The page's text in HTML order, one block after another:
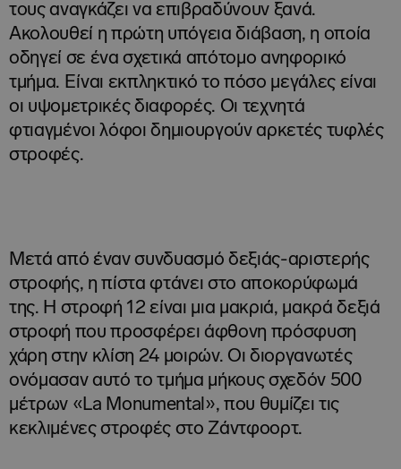
τους αναγκάζει να επιβραδύνουν ξανά.
Ακολουθεί η πρώτη υπόγεια διάβαση, η οποία
οδηγεί σε ένα σχετικά απότομο ανηφορικό
τμήμα. Είναι εκπληκτικό το πόσο μεγάλες είναι
οι υψομετρικές διαφορές. Οι τεχνητά
φτιαγμένοι λόφοι δημιουργούν αρκετές τυφλές
στροφές.
Μετά από έναν συνδυασμό δεξιάς-αριστερής
στροφής, η πίστα φτάνει στο αποκορύφωμά
της. Η στροφή 12 είναι μια μακριά, μακρά δεξιά
στροφή που προσφέρει άφθονη πρόσφυση
χάρη στην κλίση 24 μοιρών. Οι διοργανωτές
ονόμασαν αυτό το τμήμα μήκους σχεδόν 500
μέτρων «La Monumental», που θυμίζει τις
κεκλιμένες στροφές στο Ζάντφοορτ.